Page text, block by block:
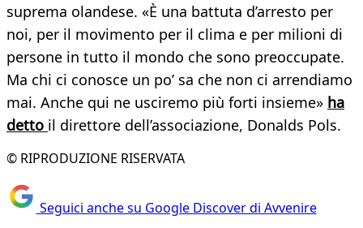
suprema olandese. «È una battuta d’arresto per
noi, per il movimento per il clima e per milioni di
persone in tutto il mondo che sono preoccupate.
Ma chi ci conosce un po’ sa che non ci arrendiamo
mai. Anche qui ne usciremo più forti insieme» ha
detto il direttore dell’associazione, Donalds Pols.
© RIPRODUZIONE RISERVATA
Seguici anche su Google Discover di Avvenire